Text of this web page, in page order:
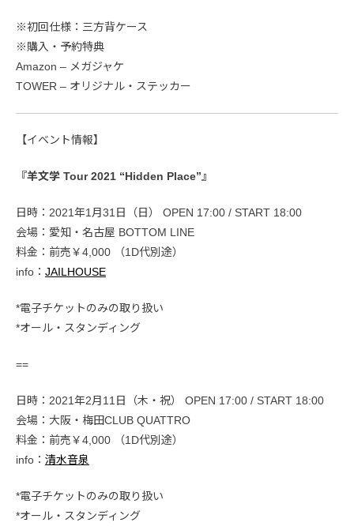
※初回仕様：三方背ケース
※購入・予約特典
Amazon – メガジャケ
TOWER – オリジナル・ステッカー
【イベント情報】
『羊文学 Tour 2021 “Hidden Place”』
日時：2021年1月31日（日） OPEN 17:00 / START 18:00
会場：愛知・名古屋 BOTTOM LINE
料金：前売￥4,000 （1D代別途）
info： JAILHOUSE
*電子チケットのみの取り扱い
*オール・スタンディング
==
日時：2021年2月11日（木・祝） OPEN 17:00 / START 18:00
会場：大阪・梅田CLUB QUATTRO
料金：前売￥4,000 （1D代別途）
info： 清水音泉
*電子チケットのみの取り扱い
*オール・スタンディング